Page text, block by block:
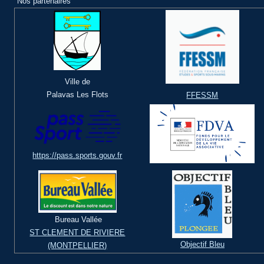
Ville de
Palavas Les Flots
FFESSM
https://pass.sports.gouv.fr
Bureau Vallée
ST CLEMENT DE RIVIERE
(MONTPELLIER)
Objectif Bleu